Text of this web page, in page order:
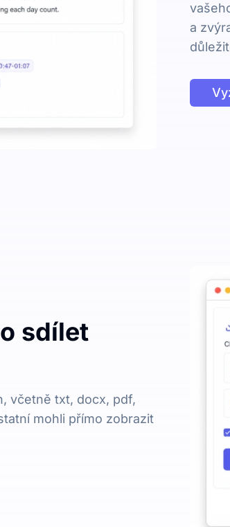
a
sdílet
včetně txt, docx, pdf,
mohli přímo zobrazit